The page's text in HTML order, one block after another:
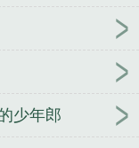
少年郎